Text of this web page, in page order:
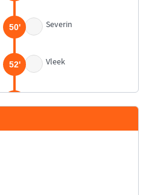
Severin
50'
Vleek
52'